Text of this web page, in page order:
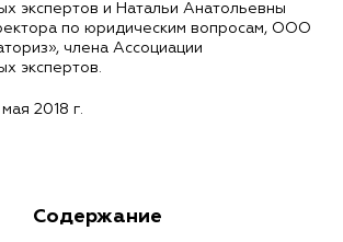
экспертов и Натальи Анатольевны
по юридическим вопросам, ООО
члена Ассоциации
экспертов.
2018 г.
Содержание